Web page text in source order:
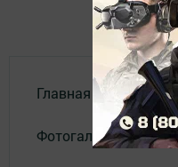
Главная
Фотогалереи